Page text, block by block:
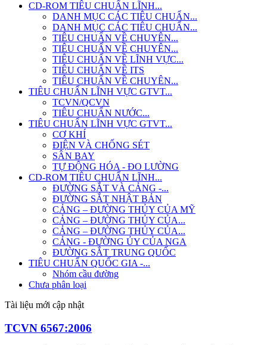
CD-ROM TIÊU CHUẨN LĨNH...
DANH MỤC CÁC TIÊU CHUẨN...
DANH MỤC CÁC TIÊU CHUẨN...
TIÊU CHUẨN VỀ CHUYÊN...
TIÊU CHUẨN VỀ CHUYÊN...
TIÊU CHUẨN VỀ LĨNH VỰC...
TIÊU CHUẨN VỀ ITS
TIÊU CHUẨN VỀ CHUYÊN...
TIÊU CHUẨN LĨNH VỰC GTVT...
TCVN/QCVN
TIÊU CHUẨN NƯỚC...
TIÊU CHUẨN LĨNH VỰC GTVT...
CƠ KHÍ
ĐIỆN VÀ CHỐNG SÉT
SÂN BAY
TỰ ĐỘNG HÓA - ĐO LƯỜNG
CD-ROM TIÊU CHUẨN LĨNH...
ĐƯỜNG SẮT VÀ CẢNG -...
ĐƯỜNG SẮT NHẬT BẢN
CẢNG – ĐƯỜNG THỦY CỦA MỸ
CẢNG – ĐƯỜNG THỦY CỦA...
CẢNG – ĐƯỜNG THỦY CỦA...
CẢNG - ĐƯỜNG ỦY CỦA NGA
ĐƯỜNG SẮT TRUNG QUỐC
TIÊU CHUẨN QUỐC GIA -...
Nhóm cầu đường
Chưa phân loại
Tài liệu mới cập nhật
TCVN 6567:2006